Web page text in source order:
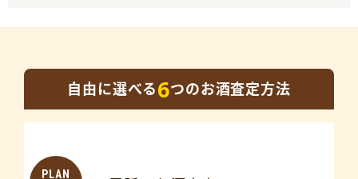
自由に選べる6つのお酒査定方法
PLAN